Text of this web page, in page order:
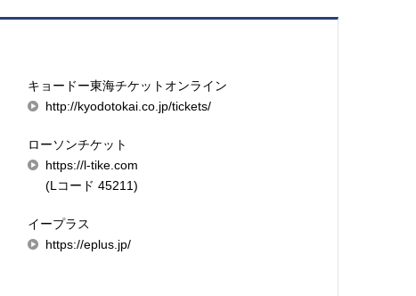
キョードー東海チケットオンライン
http://kyodotokai.co.jp/tickets/
ローソンチケット
https://l-tike.com
(Lコード 45211)
イープラス
https://eplus.jp/